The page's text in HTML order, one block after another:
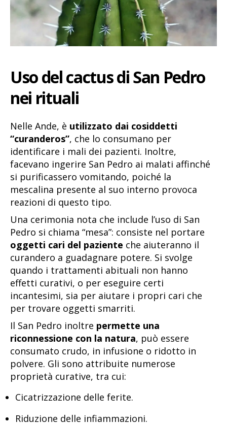
Uso del cactus di San Pedro
nei rituali
Nelle Ande, è utilizzato dai cosiddetti
“curanderos”, che lo consumano per
identificare i mali dei pazienti. Inoltre,
facevano ingerire San Pedro ai malati affinché
si purificassero vomitando, poiché la
mescalina presente al suo interno provoca
reazioni di questo tipo.
Una cerimonia nota che include l’uso di San
Pedro si chiama “mesa”: consiste nel portare
oggetti cari del paziente che aiuteranno il
curandero a guadagnare potere. Si svolge
quando i trattamenti abituali non hanno
effetti curativi, o per eseguire certi
incantesimi, sia per aiutare i propri cari che
per trovare oggetti smarriti.
Il San Pedro inoltre permette una
riconnessione con la natura, può essere
consumato crudo, in infusione o ridotto in
polvere. Gli sono attribuite numerose
proprietà curative, tra cui:
Cicatrizzazione delle ferite.
Riduzione delle infiammazioni.